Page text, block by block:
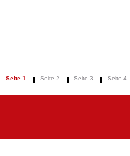
Seite 1 Seite 2 Seite 3 Seite 4